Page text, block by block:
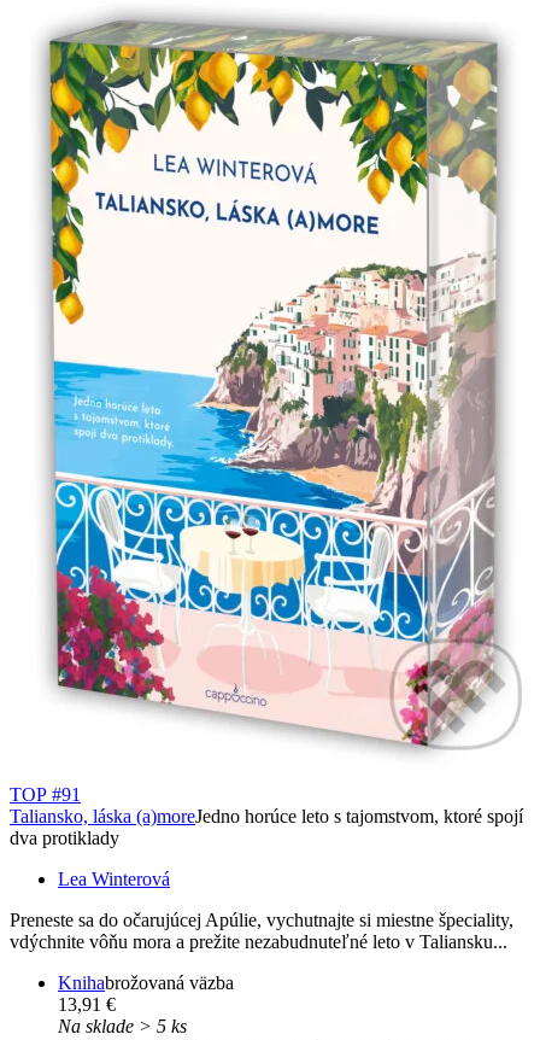
TOP #91
Taliansko, láska (a)moreJedno horúce leto s tajomstvom, ktoré spojí
dva protiklady
Lea Winterová
Preneste sa do očarujúcej Apúlie, vychutnajte si miestne špeciality,
vdýchnite vôňu mora a prežite nezabudnuteľné leto v Taliansku...
Knihabrožovaná väzba
13,91 €
Na sklade > 5 ks